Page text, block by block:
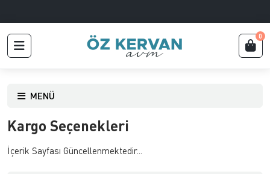
0
MENÜ
Kargo Seçenekleri
İçerik Sayfası Güncellenmektedir...